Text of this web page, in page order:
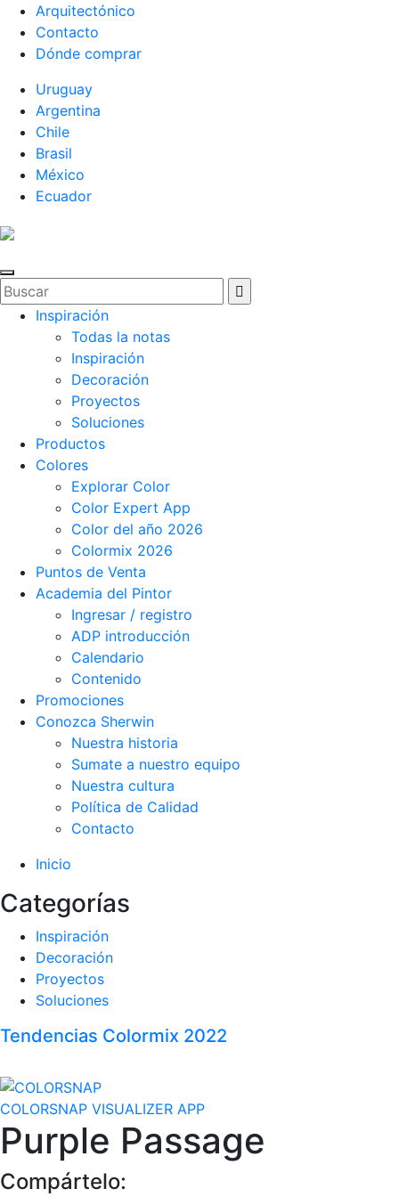
Arquitectónico
Contacto
Dónde comprar
Uruguay
Argentina
Chile
Brasil
México
Ecuador
Inspiración
Todas la notas
Inspiración
Decoración
Proyectos
Soluciones
Productos
Colores
Explorar Color
Color Expert App
Color del año 2026
Colormix 2026
Puntos de Venta
Academia del Pintor
Ingresar / registro
ADP introducción
Calendario
Contenido
Promociones
Conozca Sherwin
Nuestra historia
Sumate a nuestro equipo
Nuestra cultura
Política de Calidad
Contacto
Inicio
Categorías
Inspiración
Decoración
Proyectos
Soluciones
Tendencias Colormix 2022
COLORSNAP VISUALIZER APP
Purple Passage
Compártelo: